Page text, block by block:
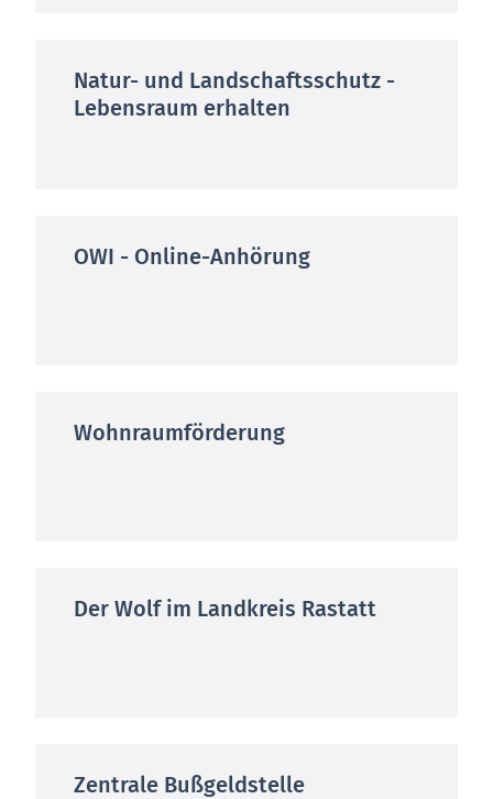
Natur- und Landschaftsschutz -
Lebensraum erhalten
OWI - Online-Anhörung
Wohnraumförderung
Der Wolf im Landkreis Rastatt
Zentrale Bußgeldstelle